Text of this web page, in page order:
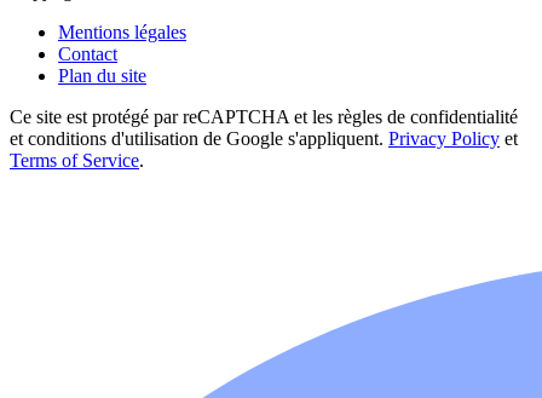
Mentions légales
Contact
Plan du site
Ce site est protégé par reCAPTCHA et les règles de confidentialité
et conditions d'utilisation de Google s'appliquent. Privacy Policy et
Terms of Service.